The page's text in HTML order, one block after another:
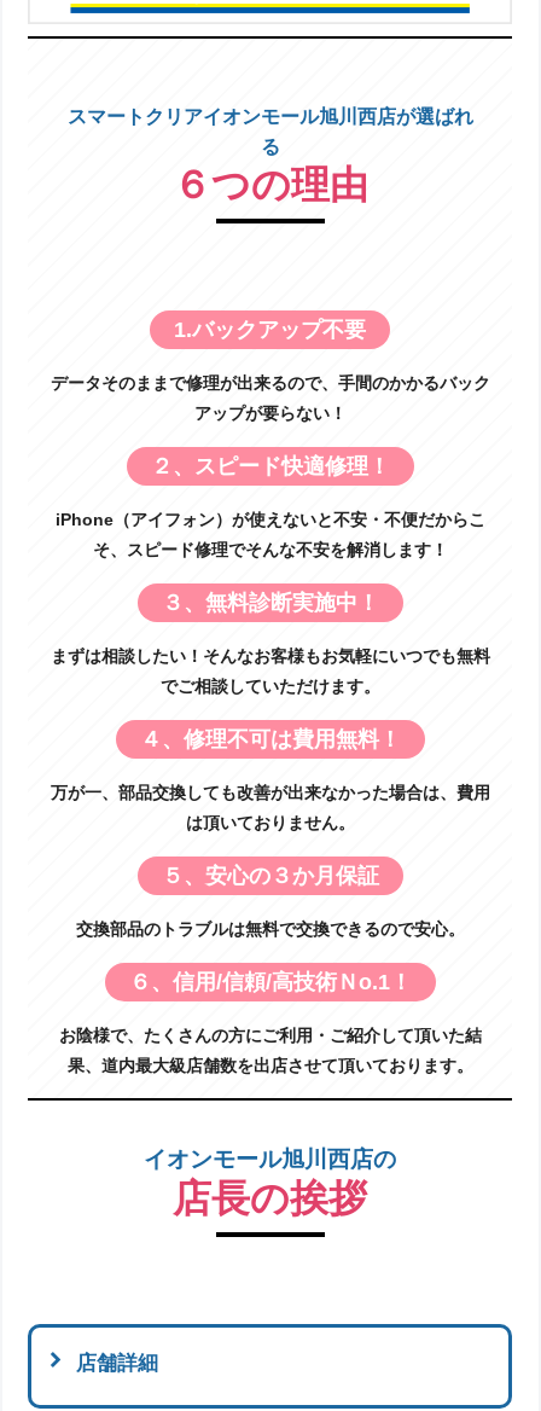
スマートクリアイオンモール旭川西店が選ばれ
る
６つの理由
1.バックアップ不要
データそのままで修理が出来るので、手間のかかるバック
アップが要らない！
２、スピード快適修理！
iPhone（アイフォン）が使えないと不安・不便だからこ
そ、スピード修理でそんな不安を解消します！
３、無料診断実施中！
まずは相談したい！そんなお客様もお気軽にいつでも無料
でご相談していただけます。
４、修理不可は費用無料！
万が一、部品交換しても改善が出来なかった場合は、費用
は頂いておりません。
５、安心の３か月保証
交換部品のトラブルは無料で交換できるので安心。
６、信用/信頼/高技術Ｎo.1！
お陰様で、たくさんの方にご利用・ご紹介して頂いた結
果、道内最大級店舗数を出店させて頂いております。
イオンモール旭川西店の
店長の挨拶
店舗詳細